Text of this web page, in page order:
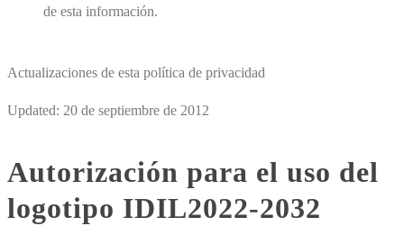
de esta información.
Actualizaciones de esta política de privacidad
Updated: 20 de septiembre de 2012
Autorización para el uso del
logotipo IDIL2022-2032